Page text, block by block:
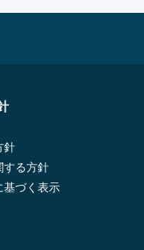
針
する方針
基づく表示